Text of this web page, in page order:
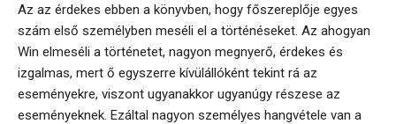
Az az érdekes ebben a könyvben, hogy főszereplője egyes
szám első személyben meséli el a történéseket. Az ahogyan
Win elmeséli a történetet, nagyon megnyerő, érdekes és
izgalmas, mert ő egyszerre kívülállóként tekint rá az
eseményekre, viszont ugyanakkor ugyanúgy részese az
eseményeknek. Ezáltal nagyon személyes hangvétele van a